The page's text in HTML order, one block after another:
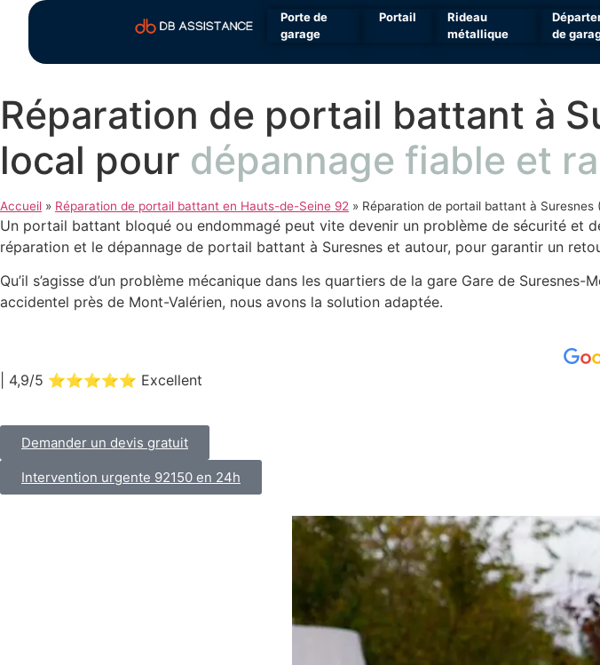
Porte de
garage
Portail
Rideau
métallique
de
Réparation de portail battant à
local pour dépannage fiable et
Accueil » Réparation de portail battant en Hauts-de-Seine 92 » Réparation de portail battant à Suresnes
Un portail battant bloqué ou endommagé peut vite devenir un problème de sécurité et
réparation et le dépannage de portail battant à Suresnes et autour, pour garantir un
Qu’il s’agisse d’un problème mécanique dans les quartiers de la gare Gare de
accidentel près de Mont-Valérien, nous avons la solution adaptée.
| 4,9/5 ⭐⭐⭐⭐⭐ Excellent
Demander un devis gratuit
Intervention urgente 92150 en 24h